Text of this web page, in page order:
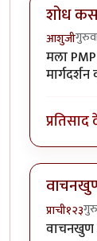
शोध
आशुजी
मला
प्रतिसाद
प्राची१२३
वाचनखुण